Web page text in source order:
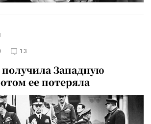
13
Западную
ее потеряла